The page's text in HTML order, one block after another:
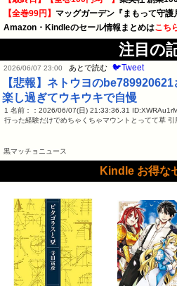
【全巻99円】 マッグガーデン『まもって守護
Amazon・Kindleのセール情報まとめはこち
注目の
2026/06/07 23:00 あとで読む 🐦Tweet
【悲報】ネトウヨの
楽し過ぎてウキウキで自慢
1 名前：：2026/06/07(日) 21:33:36.31
行った経験だけでめちゃくちゃマウントとってて草 引
黒マッチョニュース
Kindle お得な